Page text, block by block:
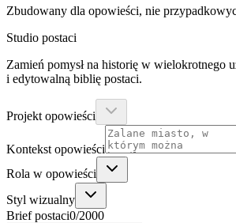
Zbudowany dla opowieści, nie
Studio postaci
Zamień pomysł na historię w wielokrotnego
i edytowalną biblię postaci.
Projekt opowieści
Kontekst opowieści
Rola w opowieści
Styl wizualny
Brief postaci0/2000